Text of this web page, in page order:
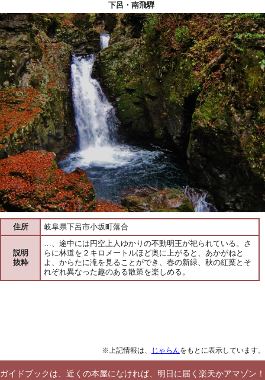
下呂・南飛騨
住所 岐阜県下呂市小坂町落合
説明
抜粋
…、途中には円空上人ゆかりの不動明王が祀られている。さ
らに林道を２キロメートルほど奥に上がると、あかがねと
よ、からたに滝を見ることができ、春の新緑、秋の紅葉とそ
れぞれ異なった趣のある散策を楽しめる。
※上記情報は、 じゃらんをもとに表示しています。
ガイドブックは、近くの本屋になければ、明日に届く楽天かアマゾン！